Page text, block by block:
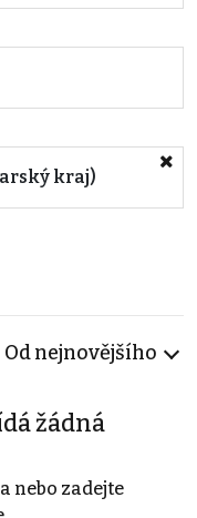
kraj)
Od nejnovějšího
žádná
nebo zadejte